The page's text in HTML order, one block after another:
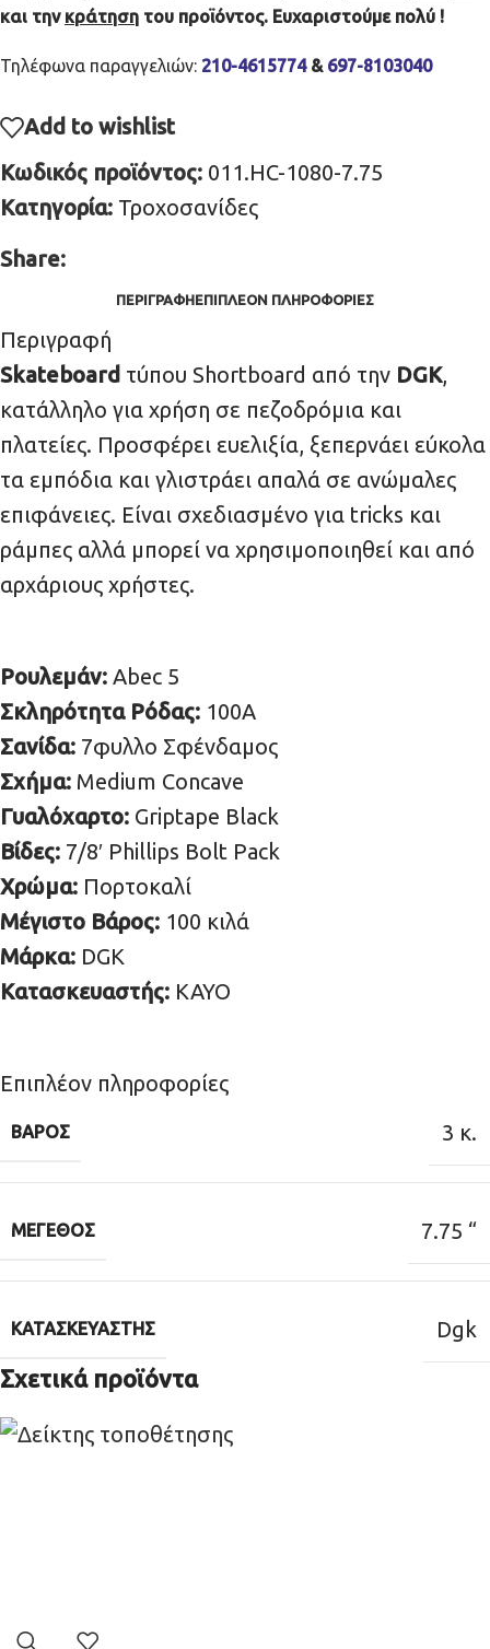
και την κράτηση του προϊόντος. Ευχαριστούμε πολύ !
Τηλέφωνα παραγγελιών: 210-4615774& 697-8103040
Add to wishlist
Κωδικός προϊόντος: 011.HC-1080-7.75
Κατηγορία: Τροχοσανίδες
Share:
ΠΕΡΙΓΡΑΦΉΕΠΙΠΛΈΟΝ ΠΛΗΡΟΦΟΡΊΕΣ
Περιγραφή
Skateboard τύπου Shortboard από την DGK,
κατάλληλο για χρήση σε πεζοδρόμια και
πλατείες. Προσφέρει ευελιξία, ξεπερνάει εύκολα
τα εμπόδια και γλιστράει απαλά σε ανώμαλες
επιφάνειες. Είναι σχεδιασμένο για tricks και
ράμπες αλλά μπορεί να χρησιμοποιηθεί και από
αρχάριους χρήστες.
Ρουλεμάν: Abec 5
Σκληρότητα Ρόδας: 100A
Σανίδα: 7φυλλο Σφένδαμος
Σχήμα: Medium Concave
Γυαλόχαρτο: Griptape Black
Βίδες: 7/8′ Phillips Bolt Pack
Χρώμα: Πορτοκαλί
Μέγιστο Βάρος: 100 κιλά
Μάρκα: DGK
Κατασκευαστής: KAYO
Επιπλέον πληροφορίες
ΒΆΡΟΣ 3 κ.
ΜΈΓΕΘΟΣ 7.75 “
ΚΑΤΑΣΚΕΥΑΣΤΉΣ Dgk
Σχετικά προϊόντα